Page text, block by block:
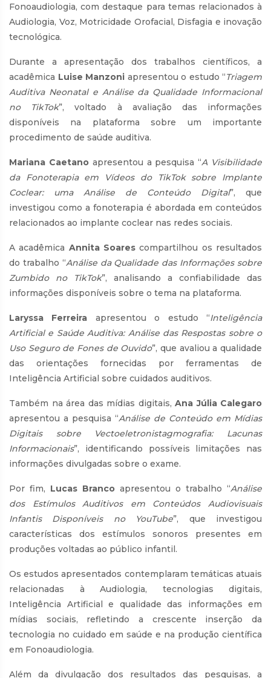
Fonoaudiologia, com destaque para temas relacionados à
Audiologia, Voz, Motricidade Orofacial, Disfagia e inovação
tecnológica.
Durante a apresentação dos trabalhos científicos, a
acadêmica Luise Manzoni apresentou o estudo “Triagem
Auditiva Neonatal e Análise da Qualidade Informacional
no TikTok”, voltado à avaliação das informações
disponíveis na plataforma sobre um importante
procedimento de saúde auditiva.
Mariana Caetanoapresentou a pesquisa “A Visibilidade
da Fonoterapia em Vídeos do TikTok sobre Implante
Coclear: uma Análise de Conteúdo Digital”, que
investigou como a fonoterapia é abordada em conteúdos
relacionados ao implante coclear nas redes sociais.
A acadêmica Annita Soares compartilhou os resultados
do trabalho “Análise da Qualidade das Informações sobre
Zumbido no TikTok”, analisando a confiabilidade das
informações disponíveis sobre o tema na plataforma.
Laryssa Ferreira apresentou o estudo “Inteligência
Artificial e Saúde Auditiva: Análise das Respostas sobre o
Uso Seguro de Fones de Ouvido”, que avaliou a qualidade
das orientações fornecidas por ferramentas de
Inteligência Artificial sobre cuidados auditivos.
Também na área das mídias digitais, Ana Júlia Calegaro
apresentou a pesquisa “Análise de Conteúdo em Mídias
Digitais sobre Vectoeletronistagmografia: Lacunas
Informacionais”, identificando possíveis limitações nas
informações divulgadas sobre o exame.
Por fim, Lucas Branco apresentou o trabalho “Análise
dos Estímulos Auditivos em Conteúdos Audiovisuais
Infantis Disponíveis no YouTube”, que investigou
características dos estímulos sonoros presentes em
produções voltadas ao público infantil.
Os estudos apresentados contemplaram temáticas atuais
relacionadas à Audiologia, tecnologias digitais,
Inteligência Artificial e qualidade das informações em
mídias sociais, refletindo a crescente inserção da
tecnologia no cuidado em saúde e na produção científica
em Fonoaudiologia.
Além da divulgação dos resultados das pesquisas, a